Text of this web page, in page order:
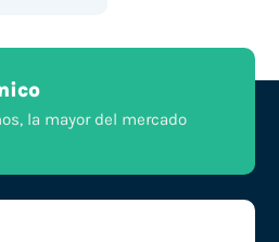
la mayor del mercado